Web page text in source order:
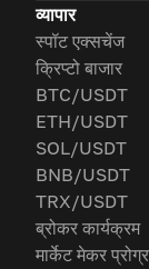
व्यापार
स्पॉट एक्सचेंज
क्रिप्टो बाजार
BTC/USDT
ETH/USDT
SOL/USDT
BNB/USDT
TRX/USDT
ब्रोकर कार्यक्रम
मार्केट मेकर